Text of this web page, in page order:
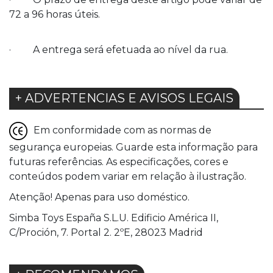
72 a 96 horas úteis.
· A entrega será efetuada ao nível da rua.
+ ADVERTENCIAS E AVISOS LEGAIS
Em conformidade com as normas de
segurança europeias. Guarde esta informação para
futuras referências. As especificações, cores e
conteúdos podem variar em relação à ilustração.
Atenção! Apenas para uso doméstico.
Simba Toys España S.L.U. Edificio América II,
C/Proción, 7. Portal 2. 2ºE, 28023 Madrid